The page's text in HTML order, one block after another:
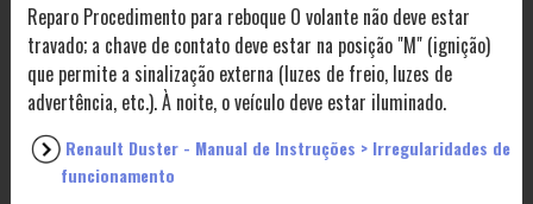
Reparo Procedimento para reboque O volante não deve estar
travado; a chave de contato deve estar na posição "M" (ignição)
que permite a sinalização externa (luzes de freio, luzes de
advertência, etc.). À noite, o veículo deve estar iluminado.
Renault Duster - Manual de Instruções > Irregularidades de
funcionamento